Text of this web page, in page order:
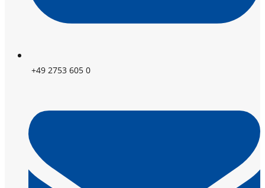
+49 2753 605 0